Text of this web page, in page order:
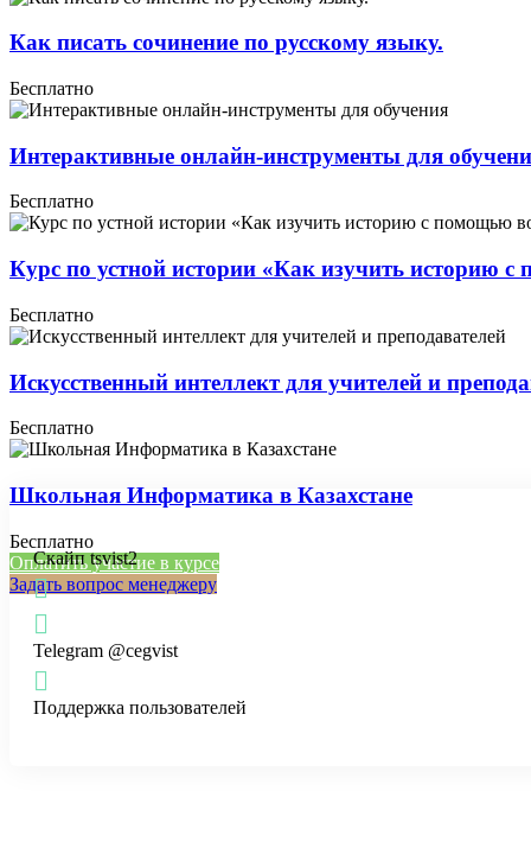
Как писать сочинение по русскому языку.
Бесплатно
Интерактивные онлайн-инструменты для
Бесплатно
Курс по устной истории «Как изучить историю
Бесплатно
Искусственный интеллект для учителей и
Бесплатно
Школьная Информатика в Казахстане
Бесплатно
Оплатить участие в курсе
Задать вопрос менеджеру
Скайп tsvist2
Telegram @cegvist
Поддержка пользователей